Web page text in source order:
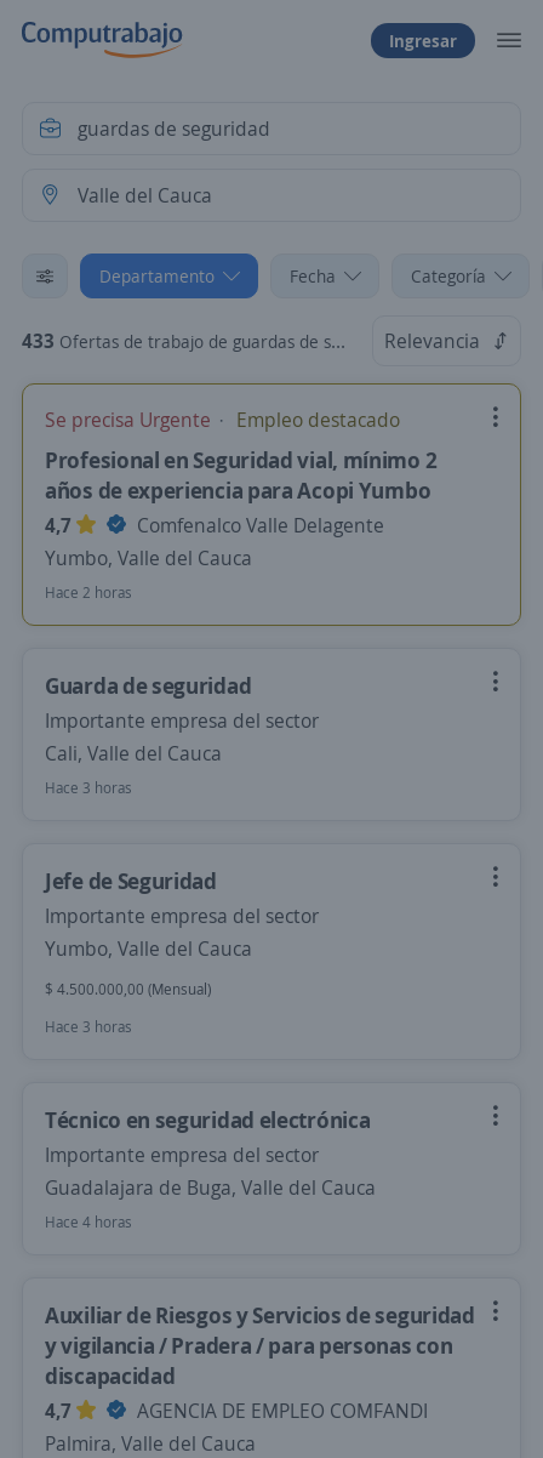
Ingresar
Departamento Fecha Categoría
433 Ofertas de trabajo de guardas de seguridad en Valle del Cauca Relevancia
Se precisa Urgente Empleo destacado
Profesional en Seguridad vial, mínimo 2
años de experiencia para Acopi Yumbo
4,7
Comfenalco Valle Delagente
Yumbo, Valle del Cauca
Hace 2 horas
Guarda de seguridad
Importante empresa del sector
Cali, Valle del Cauca
Hace 3 horas
Jefe de Seguridad
Importante empresa del sector
Yumbo, Valle del Cauca
$ 4.500.000,00 (Mensual)
Hace 3 horas
Técnico en seguridad electrónica
Importante empresa del sector
Guadalajara de Buga, Valle del Cauca
Hace 4 horas
Auxiliar de Riesgos y Servicios de seguridad
y vigilancia / Pradera / para personas con
discapacidad
4,7
AGENCIA DE EMPLEO COMFANDI
Palmira, Valle del Cauca